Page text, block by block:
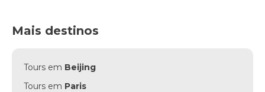
Mais destinos
Tours em Beijing
Tours em Paris